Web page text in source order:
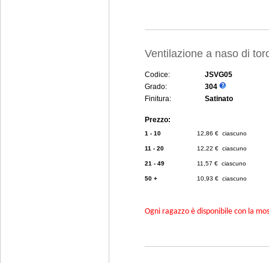
Ventilazione a naso di
Codice:
JSVG05
Grado:
304
Finitura:
Satinato
Prezzo:
1 - 10 12,86 € ciascuno
11 - 20 12,22 € ciascuno
21 - 49 11,57 € ciascuno
50 + 10,93 € ciascuno
Ogni ragazzo è disponibile con la